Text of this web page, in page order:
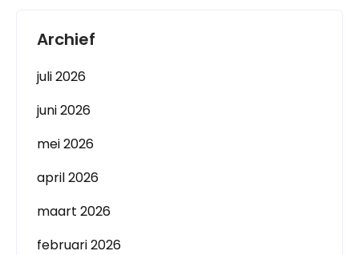
Archief
juli 2026
juni 2026
mei 2026
april 2026
maart 2026
februari 2026